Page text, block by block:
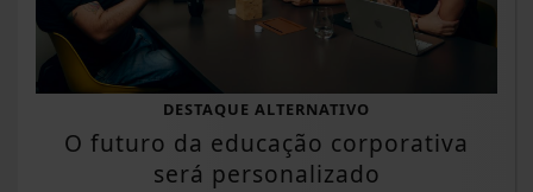
DESTAQUE ALTERNATIVO
O futuro da educação corporativa
será personalizado